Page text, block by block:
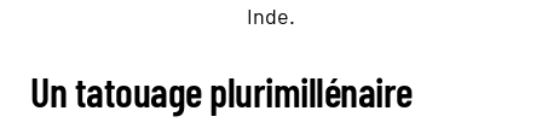
Inde.
Un tatouage plurimillénaire